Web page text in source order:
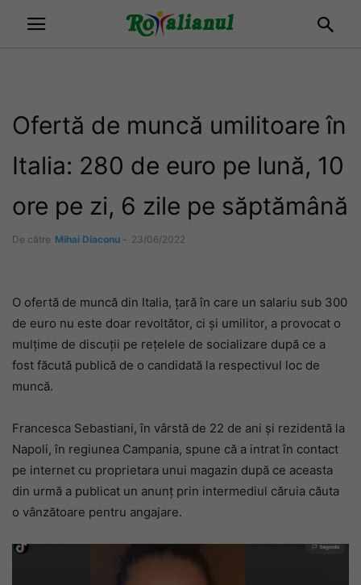
Ofertă de muncă umilitoare în
Italia: 280 de euro pe lună, 10
ore pe zi, 6 zile pe săptămână
De către Mihai Diaconu - 23/06/2022
O ofertă de muncă din Italia, țară în care un salariu sub 300
de euro nu este doar revoltător, ci și umilitor, a provocat o
mulțime de discuții pe rețelele de socializare după ce a
fost făcută publică de o candidată la respectivul loc de
muncă.
Francesca Sebastiani, în vârstă de 22 de ani și rezidentă la
Napoli, în regiunea Campania, spune că a intrat în contact
pe internet cu proprietara unui magazin după ce aceasta
din urmă a publicat un anunț prin intermediul căruia căuta
o vânzătoare pentru angajare.